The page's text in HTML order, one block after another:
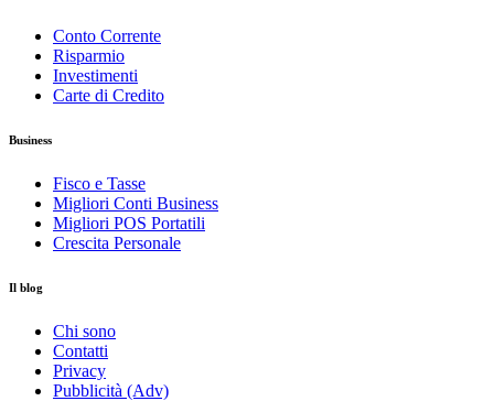
Conto Corrente
Risparmio
Investimenti
Carte di Credito
Business
Fisco e Tasse
Migliori Conti Business
Migliori POS Portatili
Crescita Personale
Il blog
Chi sono
Contatti
Privacy
Pubblicità (Adv)